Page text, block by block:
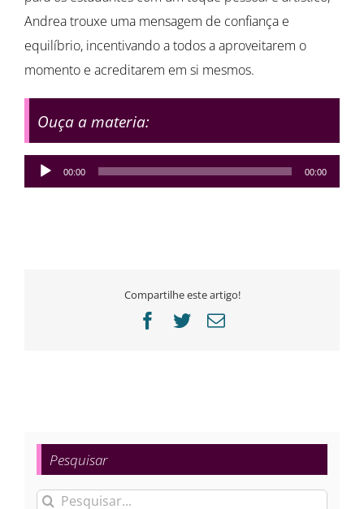
Andrea trouxe uma mensagem de confiança e
equilíbrio, incentivando a todos a aproveitarem o
momento e acreditarem em si mesmos.
Ouça a materia:
Tocador
de
00:00 00:00
Compartilhe este artigo!
Facebook
Twitter
E-
Pesquisar
Buscar